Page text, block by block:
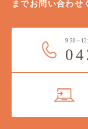
までお問い合わせ
9:30～